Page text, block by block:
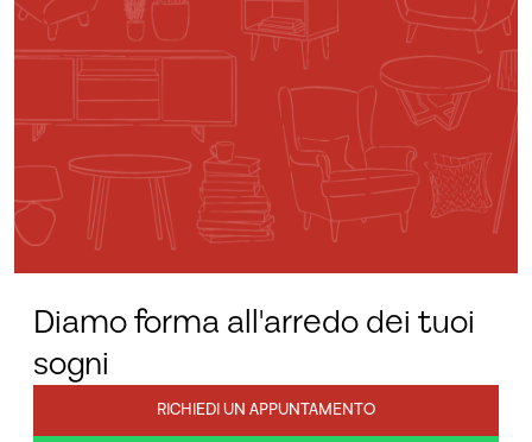
Diamo forma all'arredo dei tuoi
sogni
RICHIEDI UN APPUNTAMENTO